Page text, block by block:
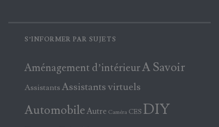
S’INFORMER PAR SUJETS
Aménagement d’intérieurA Savoir
AssistantsAssistants virtuels
AutomobileAutre Caméra CES DIY